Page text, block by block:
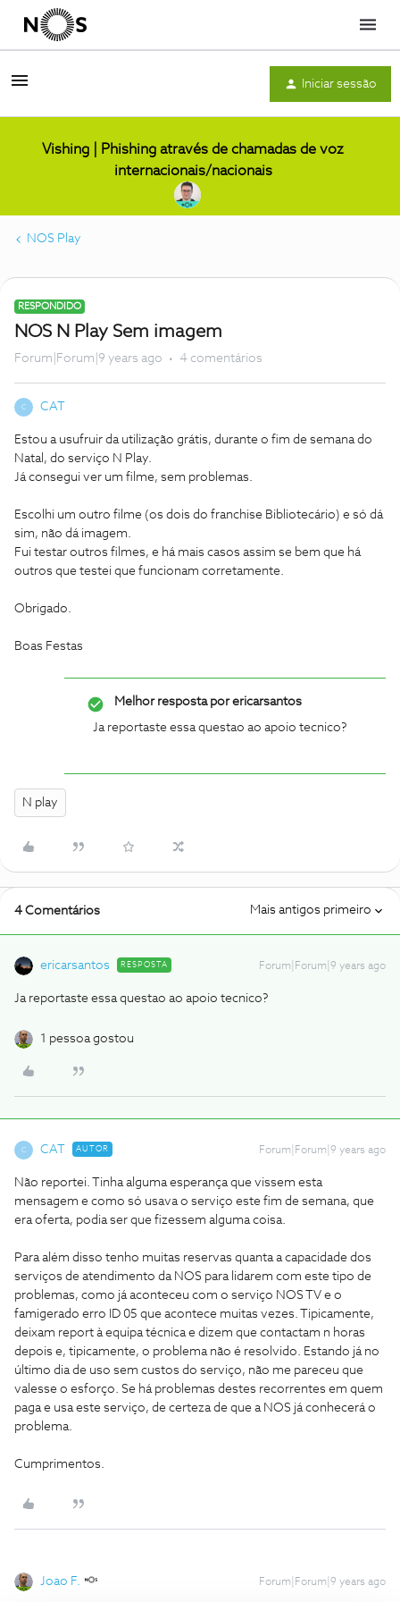
Menu
Iniciar sessão
Vishing | Phishing através de chamadas de voz
internacionais/nacionais
NOS Play
RESPONDIDO
NOS N Play Sem imagem
Forum|Forum|9 years ago 4 comentários
C CAT
Estou a usufruir da utilização grátis, durante o fim de semana do
Natal, do serviço N Play.
Já consegui ver um filme, sem problemas.
Escolhi um outro filme (os dois do franchise Bibliotecário) e só dá
sim, não dá imagem.
Fui testar outros filmes, e há mais casos assim se bem que há
outros que testei que funcionam corretamente.
Obrigado.
Boas Festas
Melhor resposta porericarsantos
Ja reportaste essa questao ao apoio tecnico?
N play
4 Comentários Mais antigos primeiro
ericarsantos RESPOSTA Forum|Forum|9 years ago
Ja reportaste essa questao ao apoio tecnico?
1 pessoa gostou
C CAT AUTOR Forum|Forum|9 years ago
Não reportei. Tinha alguma esperança que vissem esta
mensagem e como só usava o serviço este fim de semana, que
era oferta, podia ser que fizessem alguma coisa.
Para além disso tenho muitas reservas quanta a capacidade dos
serviços de atendimento da NOS para lidarem com este tipo de
problemas, como já aconteceu com o serviço NOS TV e o
famigerado erro ID 05 que acontece muitas vezes. Tipicamente,
deixam report à equipa técnica e dizem que contactam n horas
depois e, tipicamente, o problema não é resolvido. Estando já no
último dia de uso sem custos do serviço, não me pareceu que
valesse o esforço. Se há problemas destes recorrentes em quem
paga e usa este serviço, de certeza de que a NOS já conhecerá o
problema.
Cumprimentos.
Joao F. Forum|Forum|9 years ago